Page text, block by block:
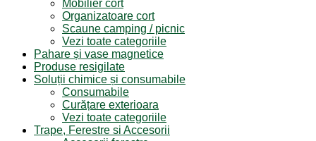
Mobilier cort
Organizatoare cort
Scaune camping / picnic
Vezi toate categoriile
Pahare și vase magnetice
Produse resigilate
Soluții chimice și consumabile
Consumabile
Curățare exterioara
Vezi toate categoriile
Trape, Ferestre si Accesorii